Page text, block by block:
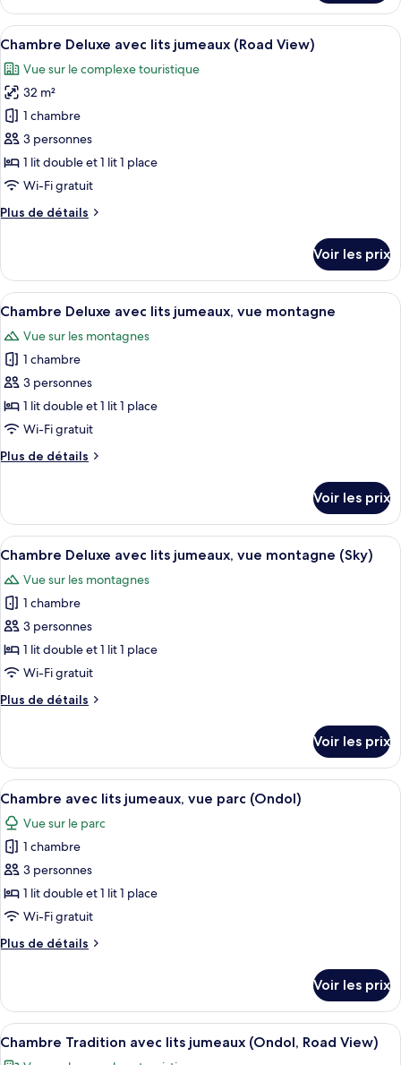
(Ondol,
Road
view)
le
type
de
Chambre
Tradition
(Ondol,
Road
view)
Afficher
toutes
les
photos
pour
ce
type
de
chambre :
Chambre
lits
jumeaux
(Road
View)
Une chambre d’hôtel moderne,
4
Chambre Deluxe avec lits jumeaux (Road View)
Vue sur le complexe touristique
32 m²
1 chambre
3 personnes
1 lit double et 1 lit 1 place
Wi-Fi gratuit
Plus de détails
Plus
le
type
de
Chambre
Deluxe
avec
lits
jumeaux
(Road
View)
Voir les prix
Afficher
toutes
les
photos
pour
ce
type
chambre :
avec
lits
jumeaux,
vue
montagne
Une chambre d’hôtel moderne,
5
Chambre Deluxe avec lits jumeaux, vue montagne
Vue sur les montagnes
1 chambre
3 personnes
1 lit double et 1 lit 1 place
Wi-Fi gratuit
Plus de détails
Plus
le
type
de
Chambre
Deluxe
avec
lits
jumeaux,
vue
montagne
Voir les prix
Afficher
toutes
les
photos
pour
ce
type
chambre :
avec
lits
jumeaux,
vue
montagne
(Sky)
Une chambre d’hôtel avec deux
6
Chambre Deluxe avec lits jumeaux, vue montagne (Sky)
Vue sur les montagnes
1 chambre
3 personnes
1 lit double et 1 lit 1 place
Wi-Fi gratuit
Plus de détails
Plus
le
type
de
chambre
Chambre
Deluxe
avec
lits
jumeaux,
vue
montagne
(Sky)
Voir les prix
Afficher
toutes
les
photos
pour
ce
type
chambre :
lits
jumeaux,
vue
Une chambre d’hôtel avec un
5
Chambre avec lits jumeaux, vue parc (Ondol)
Vue sur le parc
1 chambre
3 personnes
1 lit double et 1 lit 1 place
Wi-Fi gratuit
Plus de détails
Plus
le
type
de
Voir les prix
Afficher
toutes
Literie hypoallergénique, coffres-
4
Chambre Tradition avec lits jumeaux (Ondol, Road View)